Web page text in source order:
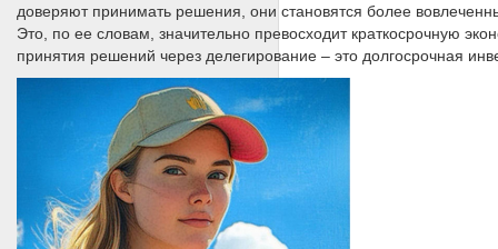
доверяют принимать решения, они становятся более
Это, по ее словам, значительно превосходит краткосрочную
принятия решений через делегирование – это долгосрочная